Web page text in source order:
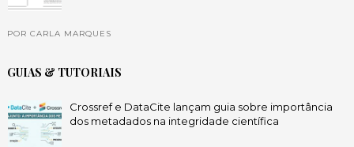
POR CARLA MARQUES
GUIAS & TUTORIAIS
Crossref e DataCite lançam guia sobre importância
dos metadados na integridade científica